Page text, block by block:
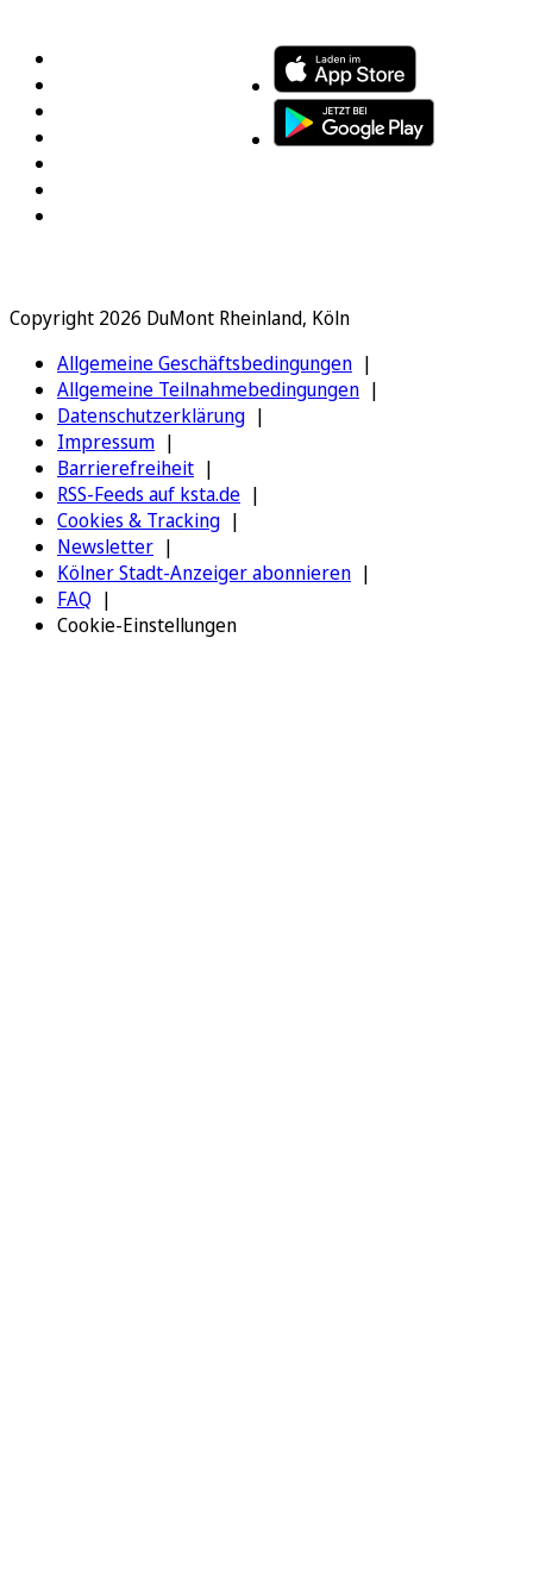
Copyright 2026 DuMont Rheinland, Köln
Allgemeine Geschäftsbedingungen
Allgemeine Teilnahmebedingungen
Datenschutzerklärung
Impressum
Barrierefreiheit
RSS-Feeds auf ksta.de
Cookies & Tracking
Newsletter
Kölner Stadt-Anzeiger abonnieren
FAQ
Cookie-Einstellungen